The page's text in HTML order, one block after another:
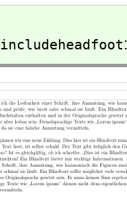
includeheadfoot: